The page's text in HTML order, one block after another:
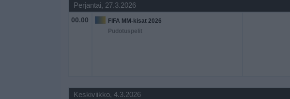
Perjantai, 27.3.2026
00.00
FIFA MM-kisat 2026
Pudotuspelit
Keskiviikko, 4.3.2026